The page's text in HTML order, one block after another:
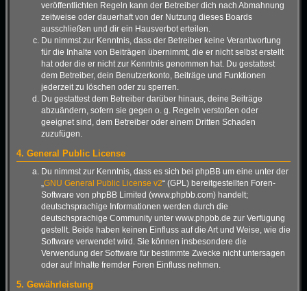
veröffentlichten Regeln kann der Betreiber dich nach Abmahnung
zeitweise oder dauerhaft von der Nutzung dieses Boards
ausschließen und dir ein Hausverbot erteilen.
Du nimmst zur Kenntnis, dass der Betreiber keine Verantwortung
für die Inhalte von Beiträgen übernimmt, die er nicht selbst erstellt
hat oder die er nicht zur Kenntnis genommen hat. Du gestattest
dem Betreiber, dein Benutzerkonto, Beiträge und Funktionen
jederzeit zu löschen oder zu sperren.
Du gestattest dem Betreiber darüber hinaus, deine Beiträge
abzuändern, sofern sie gegen o. g. Regeln verstoßen oder
geeignet sind, dem Betreiber oder einem Dritten Schaden
zuzufügen.
4. General Public License
Du nimmst zur Kenntnis, dass es sich bei phpBB um eine unter der
„GNU General Public License v2“ (GPL) bereitgestellten Foren-
Software von phpBB Limited (www.phpbb.com) handelt;
deutschsprachige Informationen werden durch die
deutschsprachige Community unter www.phpbb.de zur Verfügung
gestellt. Beide haben keinen Einfluss auf die Art und Weise, wie die
Software verwendet wird. Sie können insbesondere die
Verwendung der Software für bestimmte Zwecke nicht untersagen
oder auf Inhalte fremder Foren Einfluss nehmen.
5. Gewährleistung